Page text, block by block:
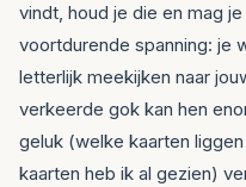
vindt, houd je die en mag
voortdurende spanning: je
letterlijk meekijken naar
verkeerde gok kan hen
geluk (welke kaarten
kaarten heb ik al gezien)